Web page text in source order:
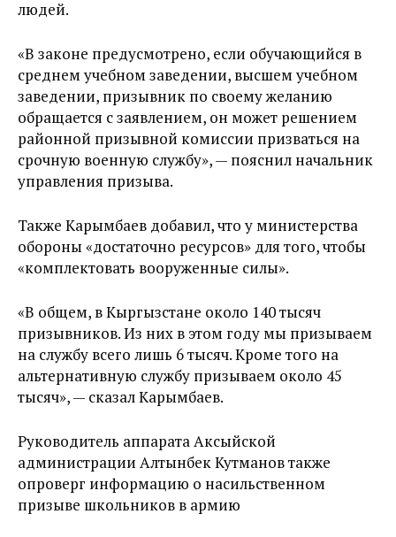
людей.
«В законе предусмотрено, если обучающийся в
среднем учебном заведении, высшем учебном
заведении, призывник по своему желанию
обращается с заявлением, он может решением
районной призывной комиссии призваться на
срочную военную службу», — пояснил начальник
управления призыва.
Также Карымбаев добавил, что у министерства
обороны «достаточно ресурсов» для того, чтобы
«комплектовать вооруженные силы».
«В общем, в Кыргызстане около 140 тысяч
призывников. Из них в этом году мы призываем
на службу всего лишь 6 тысяч. Кроме того на
альтернативную службу призываем около 45
тысяч», — сказал Карымбаев.
Руководитель аппарата Аксыйской
администрации Алтынбек Кутманов также
опроверг информацию о насильственном
призыве школьников в армию